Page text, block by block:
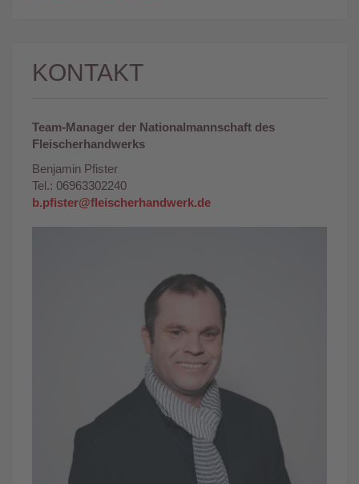
KONTAKT
Team-Manager der Nationalmannschaft des
Fleischerhandwerks
Benjamin Pfister
Tel.: 06963302240
b.pfister@fleischerhandwerk.de